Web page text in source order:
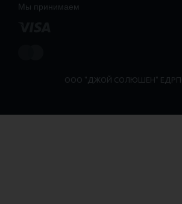
Мы принимаем
ООО "ДЖОЙ СОЛЮШЕН" ЕДРПО